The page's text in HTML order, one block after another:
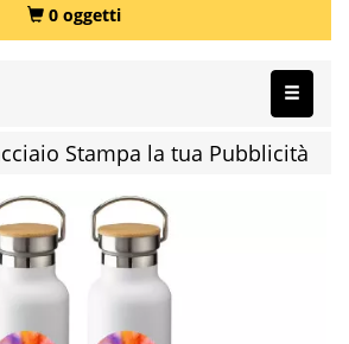
0 oggetti
Stampa la tua Pubblicità